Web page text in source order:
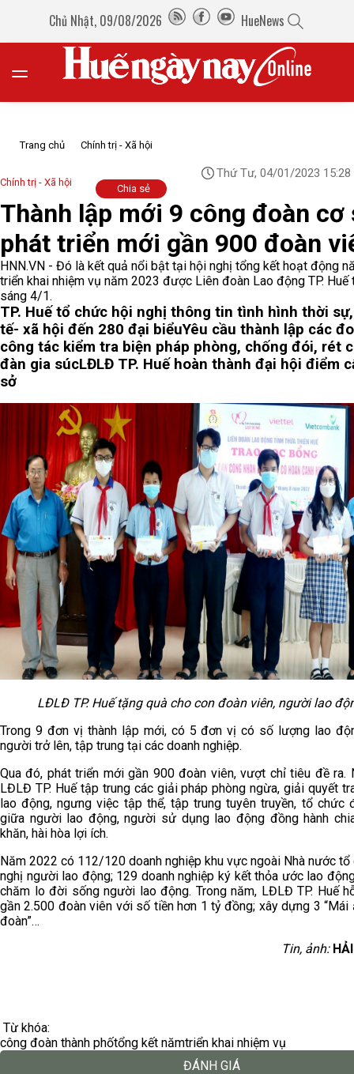
Chủ Nhật, 09/08/2026 HueNews
Trang chủ Chính trị - Xã hội
Chính trị - Xã hội
Thứ Tư, 04/01/2023 15:28
Chia sẻ
Thành lập mới 9 công đoàn cơ
phát triển mới gần 900 đoàn
HNN.VN - Đó là kết quả nổi bật tại hội nghị tổng kết hoạt động
triển khai nhiệm vụ năm 2023 được Liên đoàn Lao động TP. Huế
sáng 4/1.
TP. Huế tổ chức hội nghị thông tin tình hình thời
tế- xã hội đến 280 đại biểuYêu cầu thành lập các
công tác kiểm tra biện pháp phòng, chống đói, rét
đàn gia súcLĐLĐ TP. Huế hoàn thành đại hội điểm
sở
LĐLĐ TP. Huế tặng quà cho con đoàn viên, người lao
Trong 9 đơn vị thành lập mới, có 5 đơn vị có số lượng lao
người trở lên, tập trung tại các doanh nghiệp.
Qua đó, phát triển mới gần 900 đoàn viên, vượt chỉ tiêu đề ra.
LĐLĐ TP. Huế tập trung các giải pháp phòng ngừa, giải quyết
lao động, ngưng việc tập thể, tập trung tuyên truyền, tổ chức
giữa người lao động, người sử dụng lao động đồng hành
khăn, hài hòa lợi ích.
Năm 2022 có 112/120 doanh nghiệp khu vực ngoài Nhà nước tổ
nghị người lao động; 129 doanh nghiệp ký kết thỏa ước lao
chăm lo đời sống người lao động. Trong năm, LĐLĐ TP. Huế
gần 2.500 đoàn viên với số tiền hơn 1 tỷ đồng; xây dựng 3 “Mái
đoàn”…
Tin, ảnh:
Từ khóa:
công đoàn thành phốtổng kết nămtriển khai nhiệm vụ
ĐÁNH GIÁ